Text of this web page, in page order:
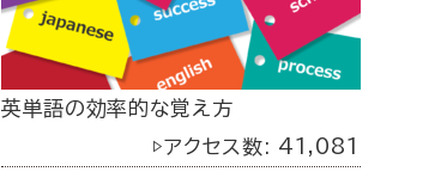
英単語の効率的な覚え方
▷アクセス数: 41,081